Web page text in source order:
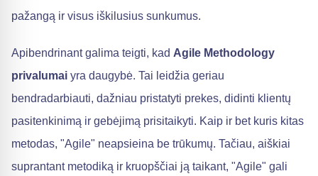
pažangą ir visus iškilusius sunkumus.
Apibendrinant galima teigti, kad Agile Methodology
privalumai yra daugybė. Tai leidžia geriau
bendradarbiauti, dažniau pristatyti prekes, didinti klientų
pasitenkinimą ir gebėjimą prisitaikyti. Kaip ir bet kuris kitas
metodas, "Agile" neapsieina be trūkumų. Tačiau, aiškiai
suprantant metodiką ir kruopščiai ją taikant, "Agile" gali